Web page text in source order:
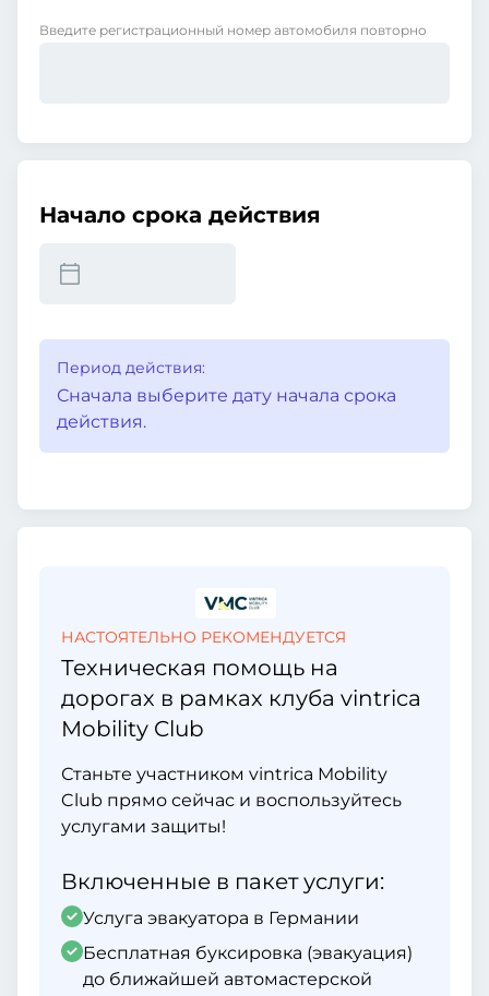
Введите регистрационный номер автомобиля повторно
Начало срока действия
Период действия:
Сначала выберите дату начала срока
действия.
НАСТОЯТЕЛЬНО РЕКОМЕНДУЕТСЯ
Техническая помощь на
дорогах в рамках клуба vintrica
Mobility Club
Станьте участником vintrica Mobility
Club прямо сейчас и воспользуйтесь
услугами защиты!
Включенные в пакет услуги:
Услуга эвакуатора в Германии
Бесплатная буксировка (эвакуация)
до ближайшей автомастерской